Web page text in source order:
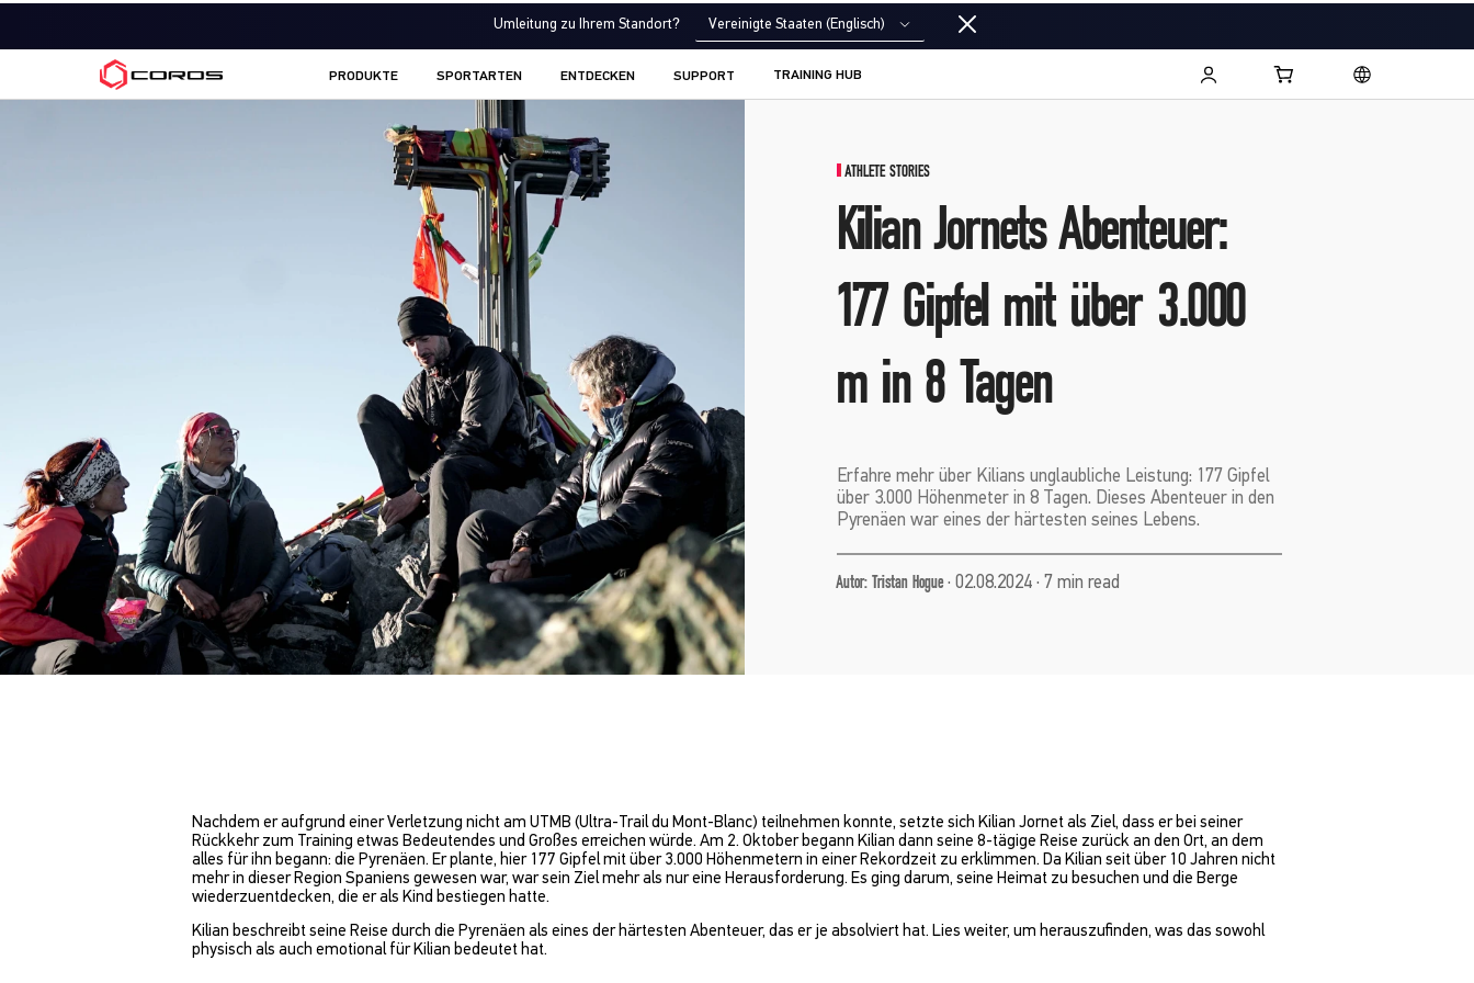
Umleitung zu Ihrem Standort? Vereinigte Staaten (Englisch)
COROS DE
PRODUKTE SPORTARTEN ENTDECKEN SUPPORT TRAINING HUB
ATHLETE STORIES
Kilian Jornets Abenteuer:
177 Gipfel mit über 3.000
m in 8 Tagen
Erfahre mehr über Kilians unglaubliche Leistung: 177 Gipfel
über 3.000 Höhenmeter in 8 Tagen. Dieses Abenteuer in den
Pyrenäen war eines der härtesten seines Lebens.
Autor: Tristan Hogue· 02.08.2024 · 7 min read
Nachdem er aufgrund einer Verletzung nicht am UTMB (Ultra-Trail du Mont-Blanc) teilnehmen konnte, setzte sich Kilian Jornet als Ziel, dass er bei seiner
Rückkehr zum Training etwas Bedeutendes und Großes erreichen würde. Am 2. Oktober begann Kilian dann seine 8-tägige Reise zurück an den Ort, an dem
alles für ihn begann: die Pyrenäen. Er plante, hier 177 Gipfel mit über 3.000 Höhenmetern in einer Rekordzeit zu erklimmen. Da Kilian seit über 10 Jahren nicht
mehr in dieser Region Spaniens gewesen war, war sein Ziel mehr als nur eine Herausforderung. Es ging darum, seine Heimat zu besuchen und die Berge
wiederzuentdecken, die er als Kind bestiegen hatte.
Kilian beschreibt seine Reise durch die Pyrenäen als eines der härtesten Abenteuer, das er je absolviert hat. Lies weiter, um herauszufinden, was das sowohl
physisch als auch emotional für Kilian bedeutet hat.